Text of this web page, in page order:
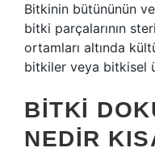
Bitkinin bütününün
bitki parçalarının
ortamları altında
bitkiler veya bitkisel
BITKI
NEDIR